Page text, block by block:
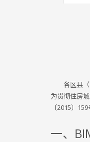
各区县
为贯彻住房
〔2015〕
一、